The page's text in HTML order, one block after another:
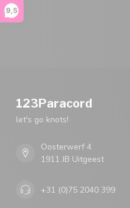
9,5
123Paracord
let's go knots!
Oosterwerf 4
1911 JB Uitgeest
+31 (0)75 2040 399